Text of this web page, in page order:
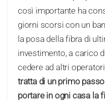
così importante ha
giorni scorsi con un
la posa della fibra di
investimento, a carico
cedere ad altri
tratta di un primo
portare in ogni casa la